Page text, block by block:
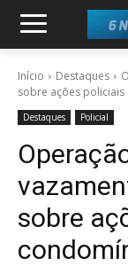
Início Destaques
sobre ações
Destaques Policial
sobre